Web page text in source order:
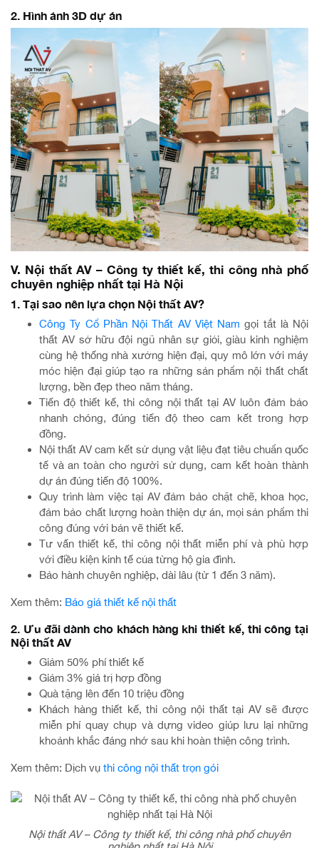
2. Hình ảnh 3D dự án
V. Nội thất AV – Công ty thiết kế, thi công nhà phố
chuyên nghiệp nhất tại Hà Nội
1. Tại sao nên lựa chọn Nội thất AV?
Công Ty Cổ Phần Nội Thất AV Việt Nam gọi tắt là Nội
thất AV sở hữu đội ngũ nhân sự giỏi, giàu kinh nghiệm
cùng hệ thống nhà xưởng hiện đại, quy mô lớn với máy
móc hiện đại giúp tạo ra những sản phẩm nội thất chất
lượng, bền đẹp theo năm tháng.
Tiến độ thiết kế, thi công nội thất tại AV luôn đảm bảo
nhanh chóng, đúng tiến độ theo cam kết trong hợp
đồng.
Nội thất AV cam kết sử dụng vật liệu đạt tiêu chuẩn quốc
tế và an toàn cho người sử dụng, cam kết hoàn thành
dự án đúng tiến độ 100%.
Quy trình làm việc tại AV đảm bảo chặt chẽ, khoa học,
đảm bảo chất lượng hoàn thiện dự án, mọi sản phẩm thi
công đúng với bản vẽ thiết kế.
Tư vấn thiết kế, thi công nội thất miễn phí và phù hợp
với điều kiện kinh tế của từng hộ gia đình.
Bảo hành chuyên nghiệp, dài lâu (từ 1 đến 3 năm).
Xem thêm: Báo giá thiết kế nội thất
2. Ưu đãi dành cho khách hàng khi thiết kế, thi công tại
Nội thất AV
Giảm 50% phí thiết kế
Giảm 3% giá trị hợp đồng
Quà tặng lên đến 10 triệu đồng
Khách hàng thiết kế, thi công nội thất tại AV sẽ được
miễn phí quay chụp và dựng video giúp lưu lại những
khoảnh khắc đáng nhớ sau khi hoàn thiện công trình.
Xem thêm: Dịch vụ thi công nội thất trọn gói
Nội thất AV – Công ty thiết kế, thi công nhà phố chuyên